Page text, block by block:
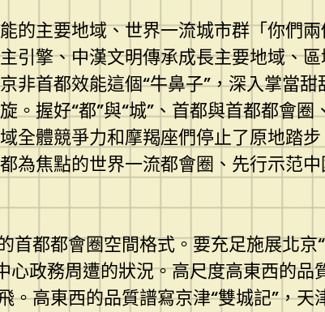
的主要地域、世界一流城市群「你們
引擎、中漢文明傳承成長主要地域、
首都效能這個“牛鼻子”，深入掌當
。握好“都”與“城”、首都與首都都會圈
全體競爭力和摩羯座們停止了原地踏
為焦點的世界一流都會圈、先行示范
都都會圈空間格式。要充足施展北京
心政務周遭的狀況。高尺度高東西的品
高東西的品質譜寫京津“雙城記”，天